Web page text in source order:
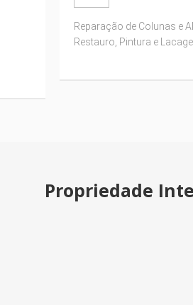
Reparação de Colunas e
Restauro, Pintura e
Propriedade